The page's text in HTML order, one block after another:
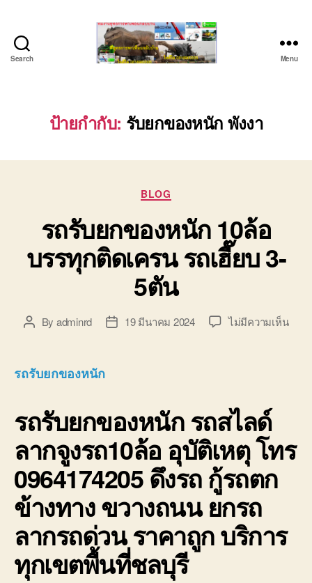
Search
ยก
ของ
ติดต่อ
0640711613,
Menu
ป้ายกำกับ: รับยกของหนัก พังงา
Categories
BLOG
รถรับยกของหนัก 10ล้อ
บรรทุกติดเครน รถเฮี๊ยบ 3-
5ตัน
PostBy adminrd
Post19 มีนาคม 2024 ไม่มีความเห็นบน
ติด
เครน
รถรับยกของหนัก
รถรับยกของหนักรถสไลด์
ลากจูงรถ10ล้อ อุบัติเหตุ โทร
0964174205 ดึงรถ กู้รถตก
ข้างทาง ขวางถนน ยกรถ
ลากรถด่วน ราคาถูก บริการ
ทุกเขตพื้นที่ชลบุรี